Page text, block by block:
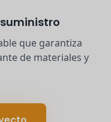
que garantiza
de materiales y